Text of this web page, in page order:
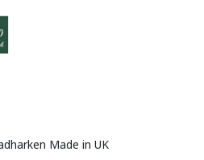
Made in UK